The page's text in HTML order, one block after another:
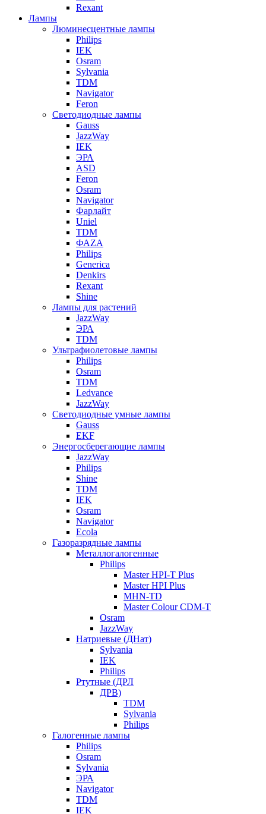
Rexant
Лампы
Люминесцентные лампы
Philips
IEK
Osram
Sylvania
TDM
Navigator
Feron
Светодиодные лампы
Gauss
JazzWay
IEK
ЭРА
ASD
Feron
Osram
Navigator
Фарлайт
Uniel
TDM
ФАZА
Philips
Generica
Denkirs
Rexant
Shine
Лампы для растений
JazzWay
ЭРА
TDM
Ультрафиолетовые лампы
Philips
Osram
TDM
Ledvance
JazzWay
Светодиодные умные лампы
Gauss
EKF
Энергосберегающие лампы
JazzWay
Philips
Shine
TDM
IEK
Osram
Navigator
Ecola
Газоразрядные лампы
Металлогалогенные
Philips
Master HPI-T Plus
Master HPI Plus
MHN-TD
Master Colour CDM-T
Osram
JazzWay
Натриевые (ДНат)
Sylvania
IEK
Philips
Ртутные (ДРЛ
ДРВ)
TDM
Sylvania
Philips
Галогенные лампы
Philips
Osram
Sylvania
ЭРА
Navigator
TDM
IEK